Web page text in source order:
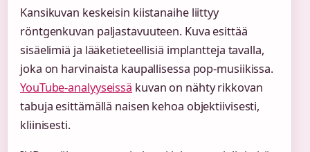
Kansikuvan keskeisin kiistanaihe liittyy
röntgenkuvan paljastavuuteen. Kuva esittää
sisäelimiä ja lääketieteellisiä implantteja tavalla,
joka on harvinaista kaupallisessa pop-musiikissa.
YouTube-analyyseissä kuvan on nähty rikkovan
tabuja esittämällä naisen kehoa objektiivisesti,
kliinisesti.